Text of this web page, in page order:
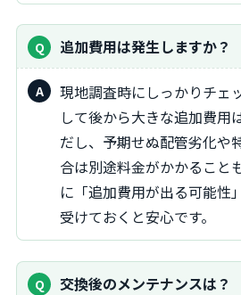
追加費用は発生しますか？
現地調査時にしっかりチェックすれば、原則と
して後から大きな追加費用
だし、予期せぬ配管劣化や
合は別途料金がかかること
に「追加費用が出る可能性
受けておくと安心です。
交換後のメンテナンスは？